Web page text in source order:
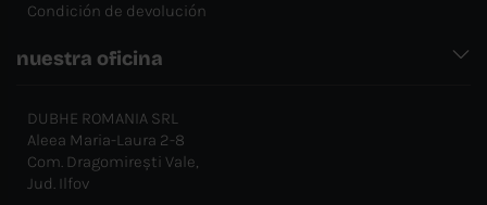
Condición de devolución
nuestra oficina
DUBHE ROMANIA SRL
Aleea Maria-Laura 2-8
Com. Dragomirești Vale,
Jud. Ilfov